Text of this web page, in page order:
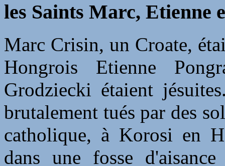
les Saints Marc, Etienne
Marc Crisin, un Croate,
Hongrois Etienne
Grodziecki étaient
brutalement tués par des
catholique, à Korosi en
dans une fosse